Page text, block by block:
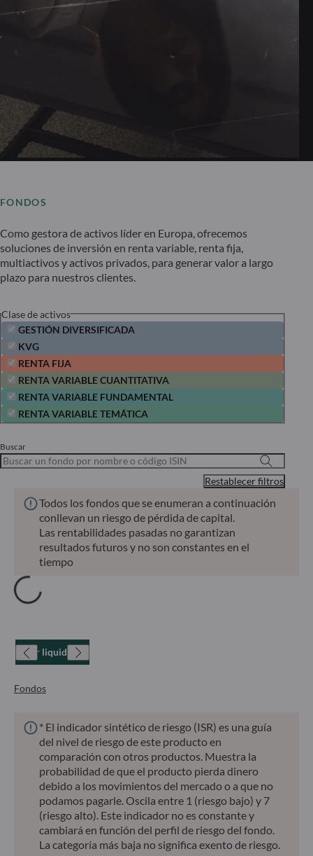
FONDOS
Como gestora de activos líder en Europa, ofrecemos
soluciones de inversión en renta variable, renta fija,
multiactivos y activos privados, para generar valor a largo
plazo para nuestros clientes.
Clase de activos
GESTIÓN DIVERSIFICADA
KVG
RENTA FIJA
RENTA VARIABLE CUANTITATIVA
RENTA VARIABLE FUNDAMENTAL
RENTA VARIABLE TEMÁTICA
Buscar
Restablecer filtros
Todos los fondos que se enumeran a continuación
conllevan un riesgo de pérdida de capital.
Las rentabilidades pasadas no garantizan
resultados futuros y no son constantes en el
tiempo
Valor liquidativo
Fondos
* El indicador sintético de riesgo (ISR) es una guía
del nivel de riesgo de este producto en
comparación con otros productos. Muestra la
probabilidad de que el producto pierda dinero
debido a los movimientos del mercado o a que no
podamos pagarle. Oscila entre 1 (riesgo bajo) y 7
(riesgo alto). Este indicador no es constante y
cambiará en función del perfil de riesgo del fondo.
La categoría más baja no significa exento de riesgo.